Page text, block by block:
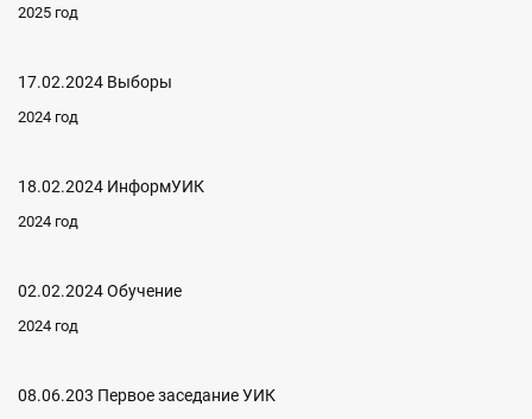
2025 год
17.02.2024 Выборы
2024 год
18.02.2024 ИнформУИК
2024 год
02.02.2024 Обучение
2024 год
08.06.203 Первое заседание УИК